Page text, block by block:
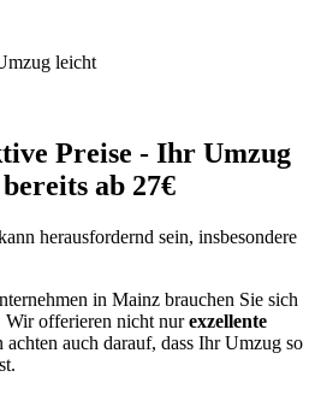
leicht
Preise - Ihr Umzug
ab 27€
herausfordernd sein, insbesondere
in Mainz brauchen Sie sich
Wir offerieren nicht nurexzellente
achten auch darauf, dass Ihr Umzug so